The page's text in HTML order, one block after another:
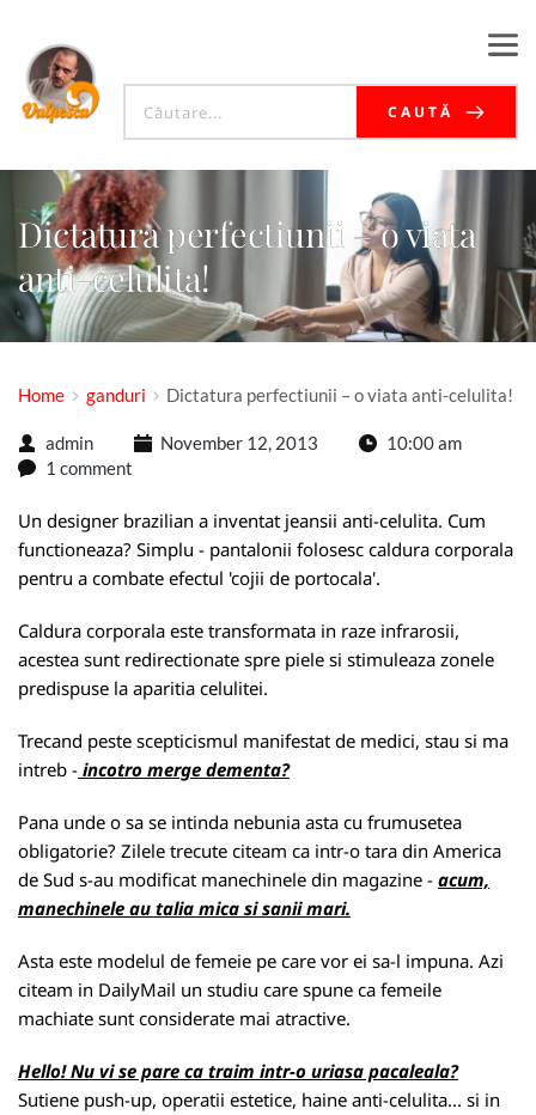
CAUTĂ
Dictatura perfectiunii – o viata
anti-celulita!
Home ganduri Dictatura perfectiunii – o viata anti-celulita!
admin November 12, 2013
10:00 am
1 comment
Un designer brazilian a inventat jeansii anti-celulita. Cum
functioneaza? Simplu - pantalonii folosesc caldura corporala
pentru a combate efectul 'cojii de portocala'.
Caldura corporala este transformata in raze infrarosii,
acestea sunt redirectionate spre piele si stimuleaza zonele
predispuse la aparitia celulitei.
Trecand peste scepticismul manifestat de medici, stau si ma
intreb - incotro merge dementa?
Pana unde o sa se intinda nebunia asta cu frumusetea
obligatorie? Zilele trecute citeam ca intr-o tara din America
de Sud s-au modificat manechinele din magazine - acum,
manechinele au talia mica si sanii mari.
Asta este modelul de femeie pe care vor ei sa-l impuna. Azi
citeam in DailyMail un studiu care spune ca femeile
machiate sunt considerate mai atractive.
Hello! Nu vi se pare ca traim intr-o uriasa pacaleala?
Sutiene push-up, operatii estetice, haine anti-celulita... si in